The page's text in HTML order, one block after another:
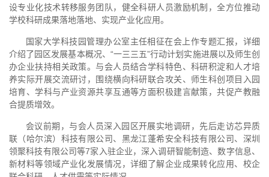
设专业化技术转移服务团队，健全科研人员激励机制，全方位推动
学校科研成果落地落地、实现产业化应用。
国家大学科技园管理办公室主任相征在会上作专题汇报，详细
介绍了园区发展基本概况、“一三三五”行动计划实施进展以及师生创
办企业扶持相关政策。与会人员结合学科特色、科研积淀和人才培
养实际开展交流研讨，围绕横向科研联合攻关、师生科创项目入园
培育、学科与产业资源共享互通等方面积极建言献策，共促产教融
合提质增效。
会议前期，与会人员深入园区开展实地调研，先后走访芯异质
联（哈尔滨）科技有限公司、黑龙江蓬希安全科技有限公司、深圳
领聚科技有限公司等7家入驻企业，深入调研智能制造、数字信息、
新材料等领域产业化发展情况，详细了解企业成果转化应用、校企